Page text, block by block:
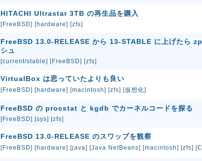
HITACHI Ultrastar 3TB の再生品を購入
[FreeBSD] [hardware] [zfs]
FreeBSD 13.0-RELEASE から 13-STABLE に上げたら
シュ
[current/stable] [FreeBSD] [zfs]
VirtualBox は思っていたよりも良い
[FreeBSD] [hardware] [macintosh] [zfs] [仮想化]
FreeBSD の procstat と kgdb でカーネルコードを探る
[FreeBSD] [sys] [zfs]
FreeBSD 13.0-RELEASE のスワップを観察
[FreeBSD] [hardware] [java] [Java NetBeans] [macintosh] [zfs] [